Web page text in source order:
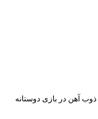
آهن در بازی دوستانه